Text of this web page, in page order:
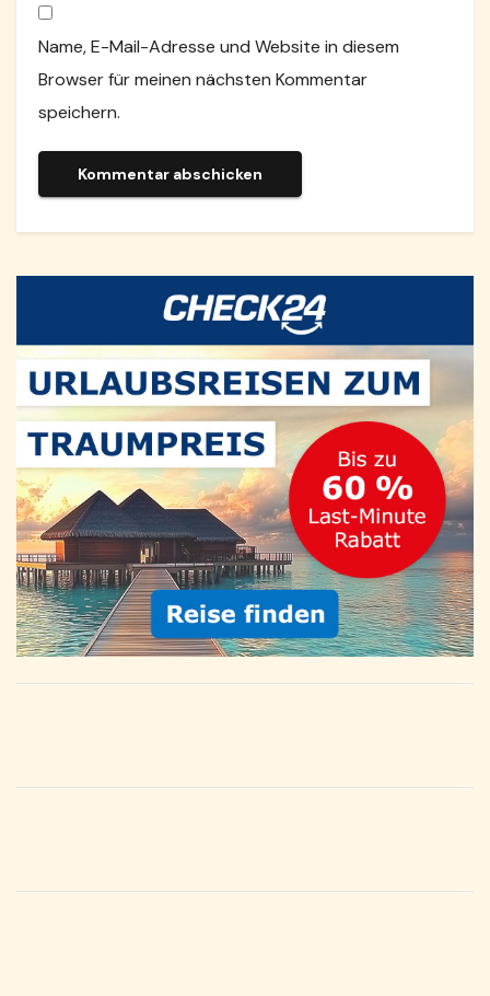
Name, E-Mail-Adresse und Website in diesem
Browser für meinen nächsten Kommentar
speichern.